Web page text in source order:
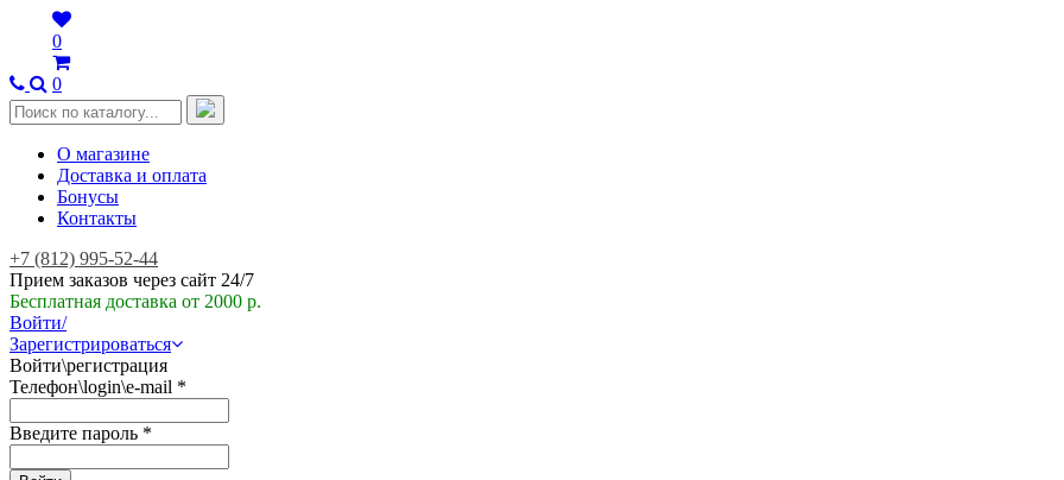
0
0
О магазине
Доставка и оплата
Бонусы
Контакты
+7 (812) 995-52-44
Прием заказов через сайт 24/7
Бесплатная доставка от 2000 р.
Войти/
Зарегистрироваться
Войти\регистрация
Телефон\login\e-mail *
Введите пароль *